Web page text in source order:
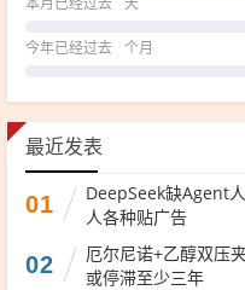
本月已经过去 天
今年已经过去 个月
最近发表
01
DeepSeek缺Agent
人各种贴广告
02
厄尔尼诺+乙醇双压
或停滞至少三年